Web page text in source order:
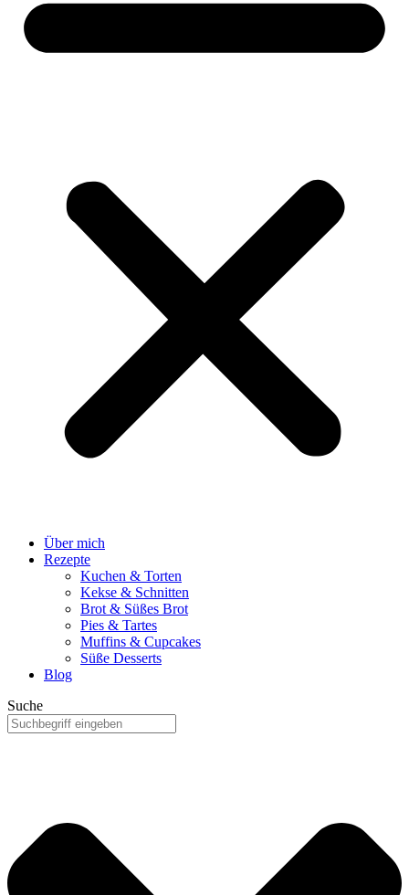
Über mich
Rezepte
Kuchen & Torten
Kekse & Schnitten
Brot & Süßes Brot
Pies & Tartes
Muffins & Cupcakes
Süße Desserts
Blog
Suche